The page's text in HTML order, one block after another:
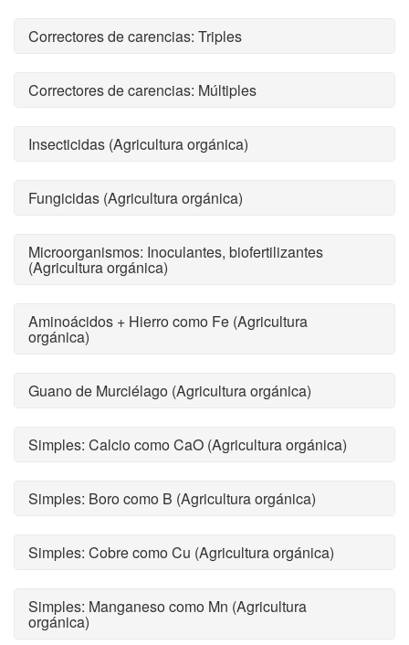
Correctores de carencias: Triples
Correctores de carencias: Múltiples
Insecticidas (Agricultura orgánica)
Fungicidas (Agricultura orgánica)
Microorganismos: Inoculantes, biofertilizantes
(Agricultura orgánica)
Aminoácidos + Hierro como Fe (Agricultura
orgánica)
Guano de Murciélago (Agricultura orgánica)
Simples: Calcio como CaO (Agricultura orgánica)
Simples: Boro como B (Agricultura orgánica)
Simples: Cobre como Cu (Agricultura orgánica)
Simples: Manganeso como Mn (Agricultura
orgánica)